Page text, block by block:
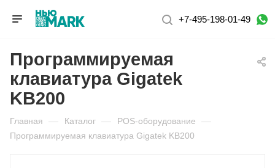
+7-495-198-01-49
Программируемая
клавиатура Gigatek
KB200
Главная — Каталог — POS-оборудование —
Программируемая клавиатура Gigatek KB200